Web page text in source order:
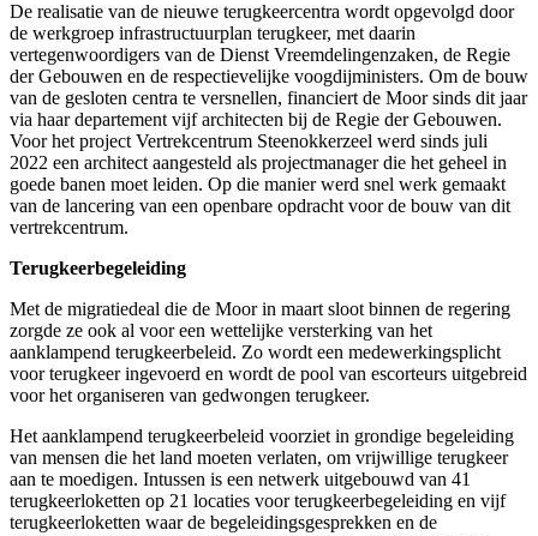
De realisatie van de nieuwe terugkeercentra wordt opgevolgd door
de werkgroep infrastructuurplan terugkeer, met daarin
vertegenwoordigers van de Dienst Vreemdelingenzaken, de Regie
der Gebouwen en de respectievelijke voogdijministers. Om de bouw
van de gesloten centra te versnellen, financiert de Moor sinds dit jaar
via haar departement vijf architecten bij de Regie der Gebouwen.
Voor het project Vertrekcentrum Steenokkerzeel werd sinds juli
2022 een architect aangesteld als projectmanager die het geheel in
goede banen moet leiden. Op die manier werd snel werk gemaakt
van de lancering van een openbare opdracht voor de bouw van dit
vertrekcentrum.
Terugkeerbegeleiding
Met de migratiedeal die de Moor in maart sloot binnen de regering
zorgde ze ook al voor een wettelijke versterking van het
aanklampend terugkeerbeleid. Zo wordt een medewerkingsplicht
voor terugkeer ingevoerd en wordt de pool van escorteurs uitgebreid
voor het organiseren van gedwongen terugkeer.
Het aanklampend terugkeerbeleid voorziet in grondige begeleiding
van mensen die het land moeten verlaten, om vrijwillige terugkeer
aan te moedigen. Intussen is een netwerk uitgebouwd van 41
terugkeerloketten op 21 locaties voor terugkeerbegeleiding en vijf
terugkeerloketten waar de begeleidingsgesprekken en de